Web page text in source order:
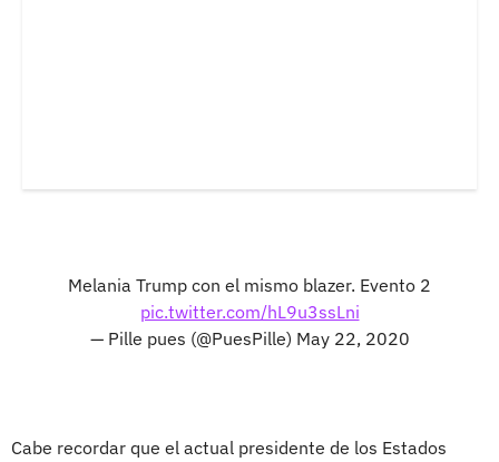
Melania Trump con el mismo blazer. Evento 2
pic.twitter.com/hL9u3ssLni
— Pille pues (@PuesPille) May 22, 2020
Cabe recordar que el actual presidente de los Estados